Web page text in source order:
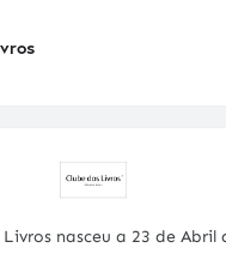
nasceu a 23 de Abril